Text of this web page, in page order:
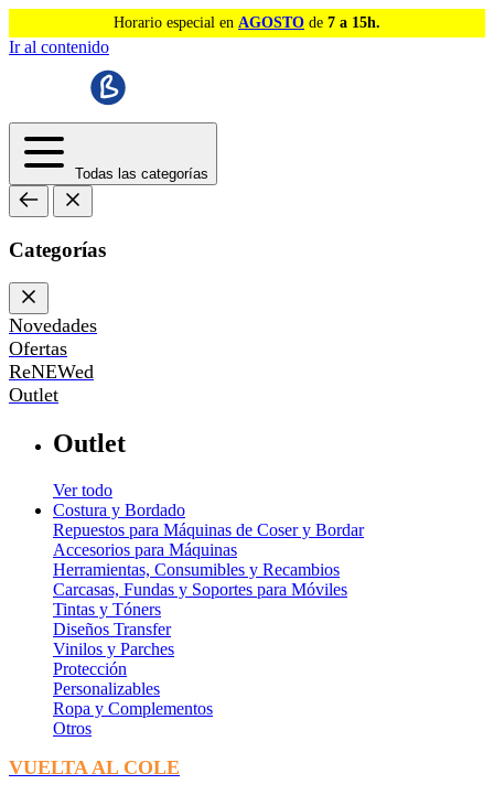
Horario especial en AGOSTO de 7 a 15h.
Ir al contenido
Todas las categorías
Categorías
Novedades
Ofertas
ReNEWed
Outlet
Outlet
Ver todo
Costura y Bordado
Repuestos para Máquinas de Coser y Bordar
Accesorios para Máquinas
Herramientas, Consumibles y Recambios
Carcasas, Fundas y Soportes para Móviles
Tintas y Tóners
Diseños Transfer
Vinilos y Parches
Protección
Personalizables
Ropa y Complementos
Otros
VUELTA AL COLE